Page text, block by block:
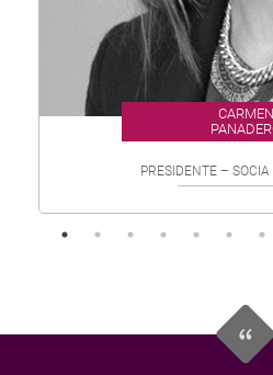
CARMEN
PRESIDENTE –